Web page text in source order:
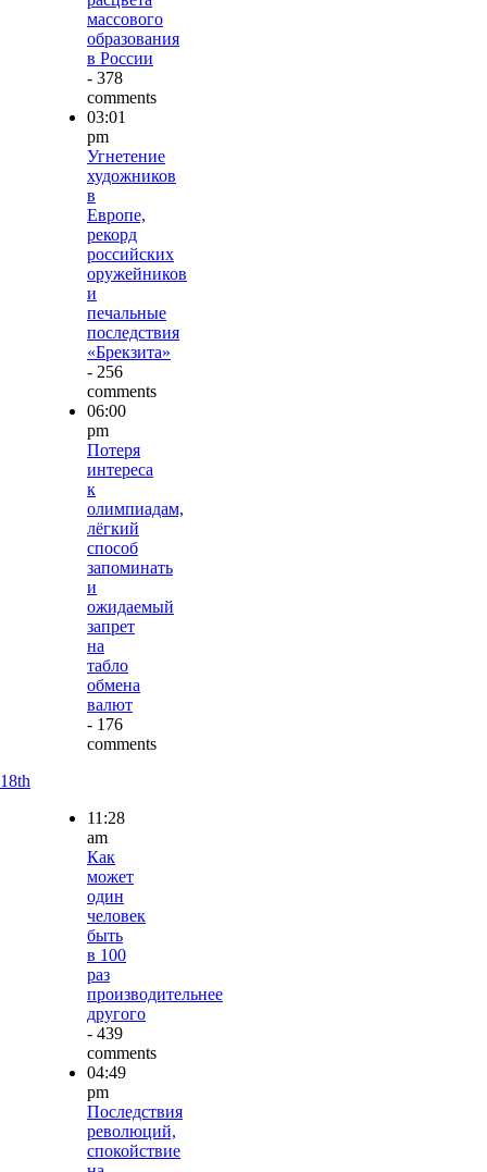
массового
образования
в России
- 378
comments
03:01
pm
Угнетение
художников
в
Европе,
рекорд
российских
оружейников
и
печальные
последствия
«Брекзита»
- 256
comments
06:00
pm
Потеря
интереса
к
олимпиадам,
лёгкий
способ
запоминать
и
ожидаемый
запрет
на
табло
обмена
валют
- 176
comments
18th
11:28
am
Как
может
один
человек
быть
в 100
раз
производительнее
другого
- 439
comments
04:49
pm
Последствия
революций,
спокойствие